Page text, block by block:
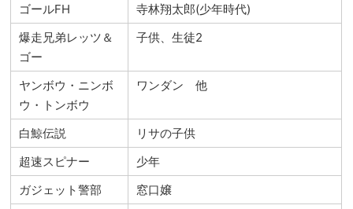
ゴールFH
寺林翔太郎(少年時代)
爆走兄弟レッツ＆
ゴー
子供、生徒2
ヤンボウ・ニンボ
ウ・トンボウ
ワンダン 他
白鯨伝説
リサの子供
超速スピナー
少年
ガジェット警部
窓口嬢